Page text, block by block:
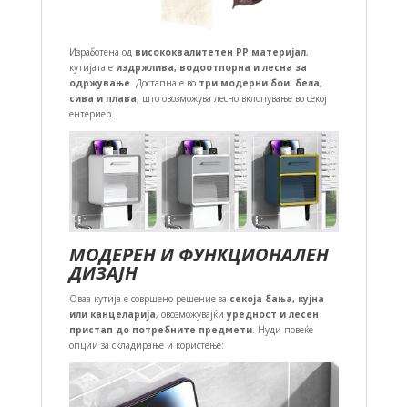
Изработена од висококвалитетен PP материјал,
кутијата е издржлива, водоотпорна и лесна за
одржување. Достапна е во три модерни бои: бела,
сива и плава, што овозможува лесно вклопување во секој
ентериер.
МОДЕРЕН И ФУНКЦИОНАЛЕН
ДИЗАЈН
Оваа кутија е совршено решение за секоја бања, кујна
или канцеларија, овозможувајќиуредност и лесен
пристап до потребните предмети. Нуди повеќе
опции за складирање и користење: